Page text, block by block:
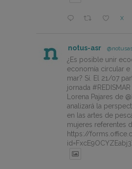
X
notus-asr
¿Es posible unir
economía circular e
mar? Sí. El 21/07
jornada #REDISMAR
Lorena Pajares de
analizará la
en las artes de
mujeres referentes
https://